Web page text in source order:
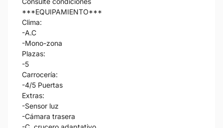
***EQUIPAMIENTO***
Clima:
-A.C
-Mono-zona
Plazas:
-5
Carrocería:
-4/5 Puertas
Extras:
-Sensor luz
-Cámara trasera